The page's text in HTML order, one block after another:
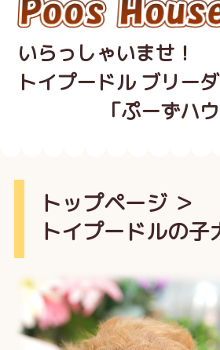
いらっしゃいませ！
トイプードル ブリー
「ぷーずハウス
トップページ＞
トイプードルの子